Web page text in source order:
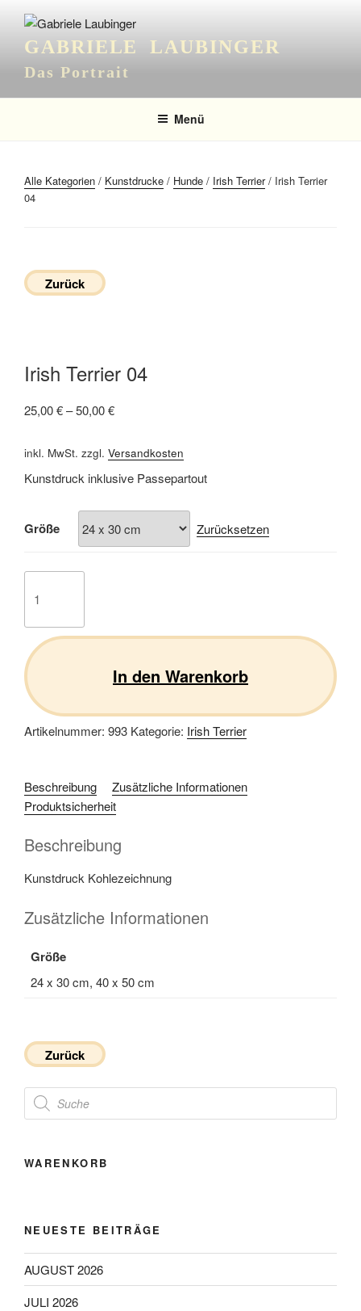
Inhalt
springenGABRIELE LAUBINGER
Das Portrait
Menü
Alle Kategorien / Kunstdrucke / Hunde / Irish Terrier/ Irish Terrier
04
Zurück
Irish Terrier 04
25,00€–50,00€
inkl. MwSt. zzgl. Versandkosten
Kunstdruck inklusive Passepartout
Größe Zurücksetzen
Terrier
Menge
In den Warenkorb
Artikelnummer: 993 Kategorie: Irish Terrier
Beschreibung
Zusätzliche Informationen
Produktsicherheit
Beschreibung
Kunstdruck Kohlezeichnung
Zusätzliche Informationen
Größe
24 x 30 cm, 40 x 50 cm
Zurück
Products
search
WARENKORB
NEUESTE BEITRÄGE
AUGUST 2026
JULI 2026